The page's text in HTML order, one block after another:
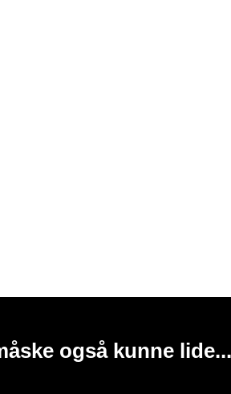
også kunne lide...